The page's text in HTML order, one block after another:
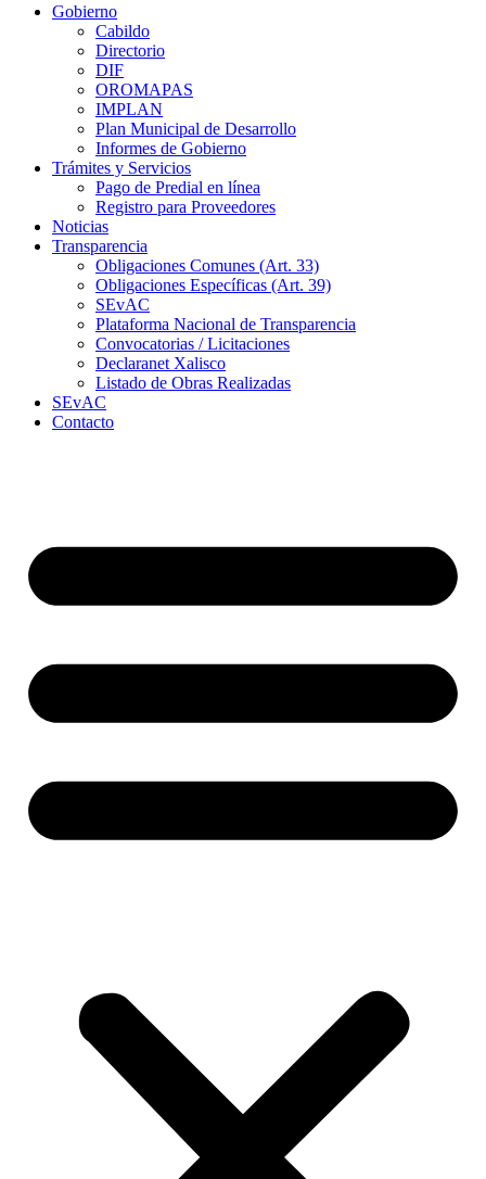
Gobierno
Cabildo
Directorio
DIF
OROMAPAS
IMPLAN
Plan Municipal de Desarrollo
Informes de Gobierno
Trámites y Servicios
Pago de Predial en línea
Registro para Proveedores
Noticias
Transparencia
Obligaciones Comunes (Art. 33)
Obligaciones Específicas (Art. 39)
SEvAC
Plataforma Nacional de Transparencia
Convocatorias / Licitaciones
Declaranet Xalisco
Listado de Obras Realizadas
SEvAC
Contacto